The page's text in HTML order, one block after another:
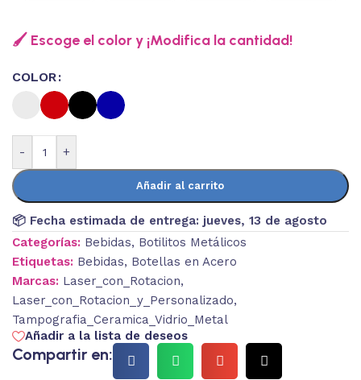
🖌️ Escoge el color y ¡Modifica la cantidad!
COLOR
- +
Añadir al carrito
📦 Fecha estimada de entrega: jueves, 13 de agosto
Categorías: Bebidas, Botilitos Metálicos
Etiquetas: Bebidas, Botellas en Acero
Marcas: Laser_con_Rotacion,
Laser_con_Rotacion_y_Personalizado,
Tampografia_Ceramica_Vidrio_Metal
Añadir a la lista de deseos
Compartir en: